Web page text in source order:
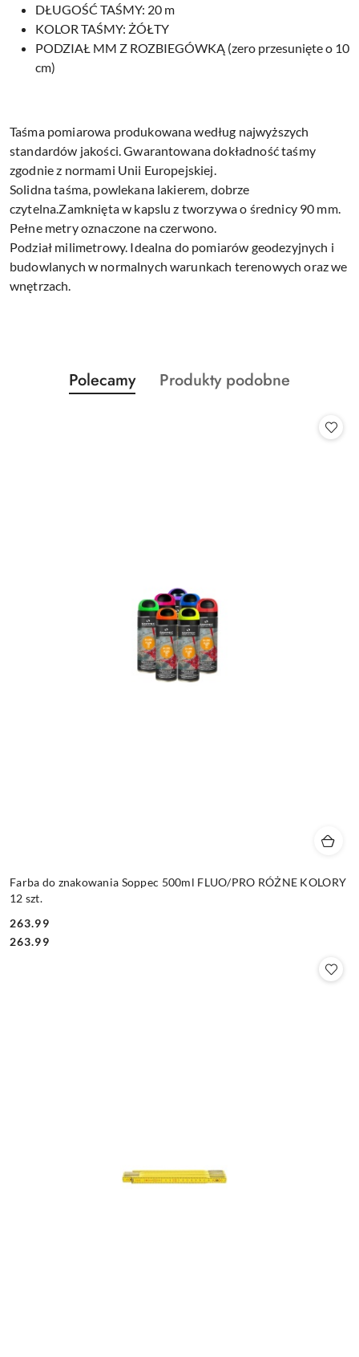
DŁUGOŚĆ TAŚMY: 20 m
KOLOR TAŚMY: ŻÓŁTY
PODZIAŁ MM Z ROZBIEGÓWKĄ (zero przesunięte o 10
cm)
Taśma pomiarowa produkowana według najwyższych
standardów jakości. Gwarantowana dokładność taśmy
zgodnie z normami Unii Europejskiej.
Solidna taśma, powlekana lakierem, dobrze
czytelna.Zamknięta w kapslu z tworzywa o średnicy 90 mm.
Pełne metry oznaczone na czerwono.
Podział milimetrowy. Idealna do pomiarów geodezyjnych i
budowlanych w normalnych warunkach terenowych oraz we
wnętrzach.
Pomiń karuzelę produktów
Produkty
o
Polecamy
Produkty
Produkty podobne
Farba do znakowania Soppec 500ml FLUO/PRO RÓŻNE KOLORY
12 szt.
Cena:
263.99
Cena:
263.99